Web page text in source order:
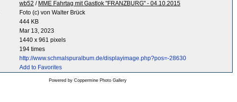
wb52 / MME Fahrtag mit Gastlok "FRANZBURG" - 04.10.2015
Foto (c) von Walter Brück
444 KB
Mar 13, 2023
1440 x 961 pixels
194 times
http://www.schmalspuralbum.de/displayimage.php?pos=-28630
Add to Favorites
Powered by Coppermine Photo Gallery